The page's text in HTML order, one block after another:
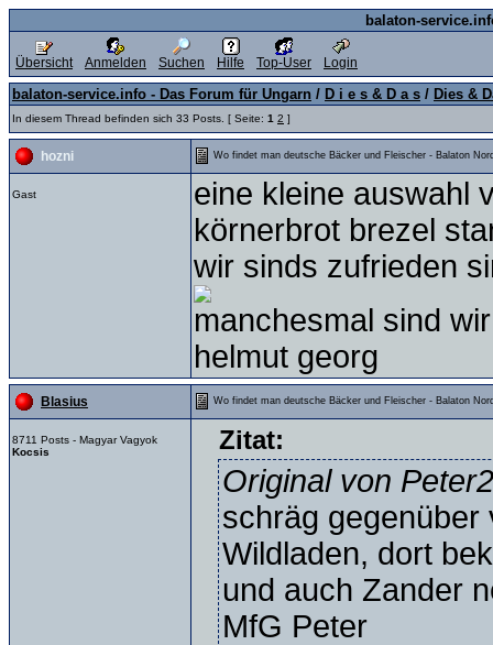
balaton-
Übersicht Anmelden Suchen Hilfe Top-User Login
balaton-service.info - Das Forum für Ungarn / D i e s & D a s / Dies &
In diesem Thread befinden sich 33 Posts. [ Seite: 1 2 ]
hozni Wo findet man deutsche Bäcker und Fleischer - Balaton
Gast
eine kleine auswahl
körnerbrot brezel
wir sinds zufrieden
manchesmal sind
helmut georg
Blasius Wo findet man deutsche Bäcker und Fleischer - Balaton
8711 Posts - Magyar Vagyok
Kocsis
Zitat:
Original von Peter2
schräg gegenüber
Wildladen, dort
und auch Zander
MfG Peter